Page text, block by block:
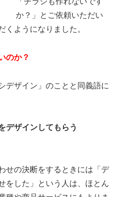
か？」とご依頼いただい
くようになりました。
のか？
デザイン」のことと同義語に
デザインしてもらう
せの決断をするときには「デ
をした」という人は、ほとん